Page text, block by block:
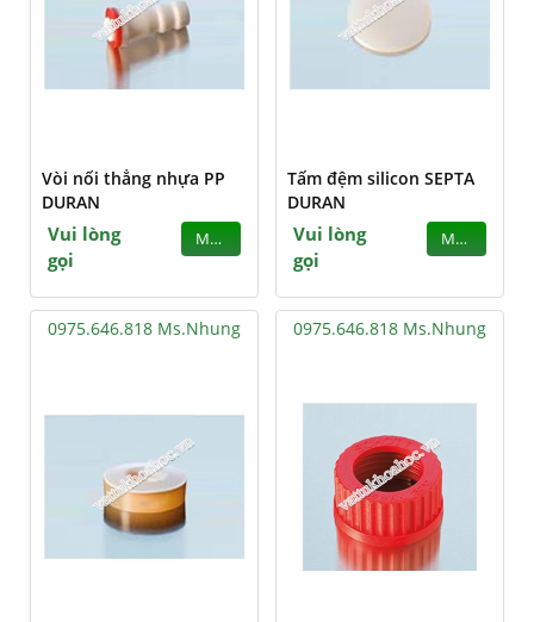
Vòi nối thẳng nhựa PP
DURAN
Vui lòng
gọi
MUA
Tấm đệm silicon SEPTA
DURAN
Vui lòng
gọi
MUA
0975.646.818 Ms.Nhung 0975.646.818 Ms.Nhung